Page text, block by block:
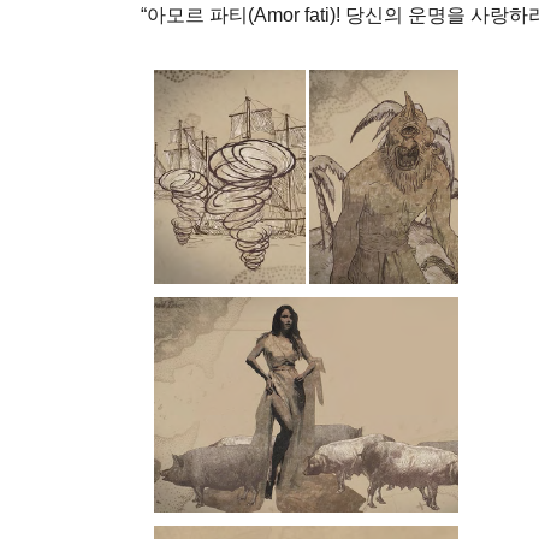
“아모르 파티(Amor fati)! 당신의 운명을 사랑하